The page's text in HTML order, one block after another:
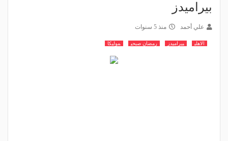
بيراميدز
علي أحمد منذ 5 سنوات
الاهلي بيراميدز رمضان صبحي موليكا